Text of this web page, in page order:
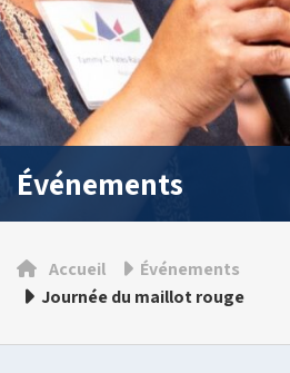
Événements
Accueil
Événements
Journée du maillot rouge